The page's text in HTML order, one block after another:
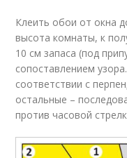
Клеить обои от окна
высота комнаты, к
10 см запаса (под
сопоставлением
соответствии с
остальные –
против часовой